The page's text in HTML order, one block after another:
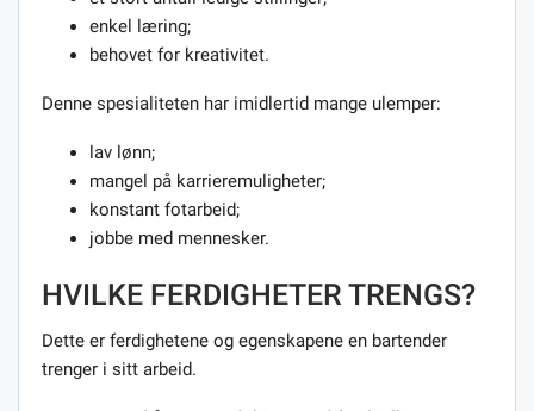
enkel læring;
behovet for kreativitet.
Denne spesialiteten har imidlertid mange ulemper:
lav lønn;
mangel på karrieremuligheter;
konstant fotarbeid;
jobbe med mennesker.
HVILKE FERDIGHETER TRENGS?
Dette er ferdighetene og egenskapene en bartender
trenger i sitt arbeid.